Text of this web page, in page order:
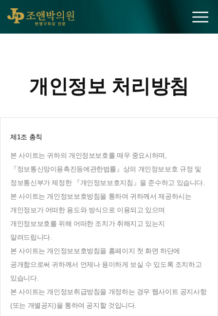
개인정보 처리방침
제1조 총칙
본 사이트는 귀하의 개인정보보호를 매우 중요시하며,
『정보통신망이용촉진등에관한법률』상의 개인정보보호 규정 및
정보통신부가 제정한 『개인정보보호지침』을 준수하고 있습니다.
본 사이트는 개인정보보호방침을 통하여 귀하께서 제공하시는
개인정보가 어떠한 용도와 방식으로 이용되고 있으며
개인정보보호를 위해 어떠한 조치가 취해지고 있는지
알려드립니다.
본 사이트는 개인정보보호방침을 홈페이지 첫 화면 하단에
공개함으로써 귀하께서 언제나 용이하게 보실 수 있도록 조치하고
있습니다.
본 사이트는 개인정보취급방침을 개정하는 경우 웹사이트 공지사항
(또는 개별공지)을 통하여 공지할 것입니다.